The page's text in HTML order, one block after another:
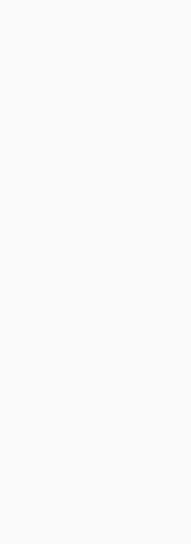
Mašina Za